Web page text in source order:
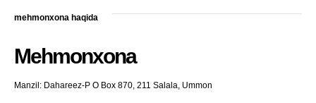
mehmonxona haqida
Mehmonxona
Manzil: Dahareez-P O Box 870, 211 Salala, Ummon